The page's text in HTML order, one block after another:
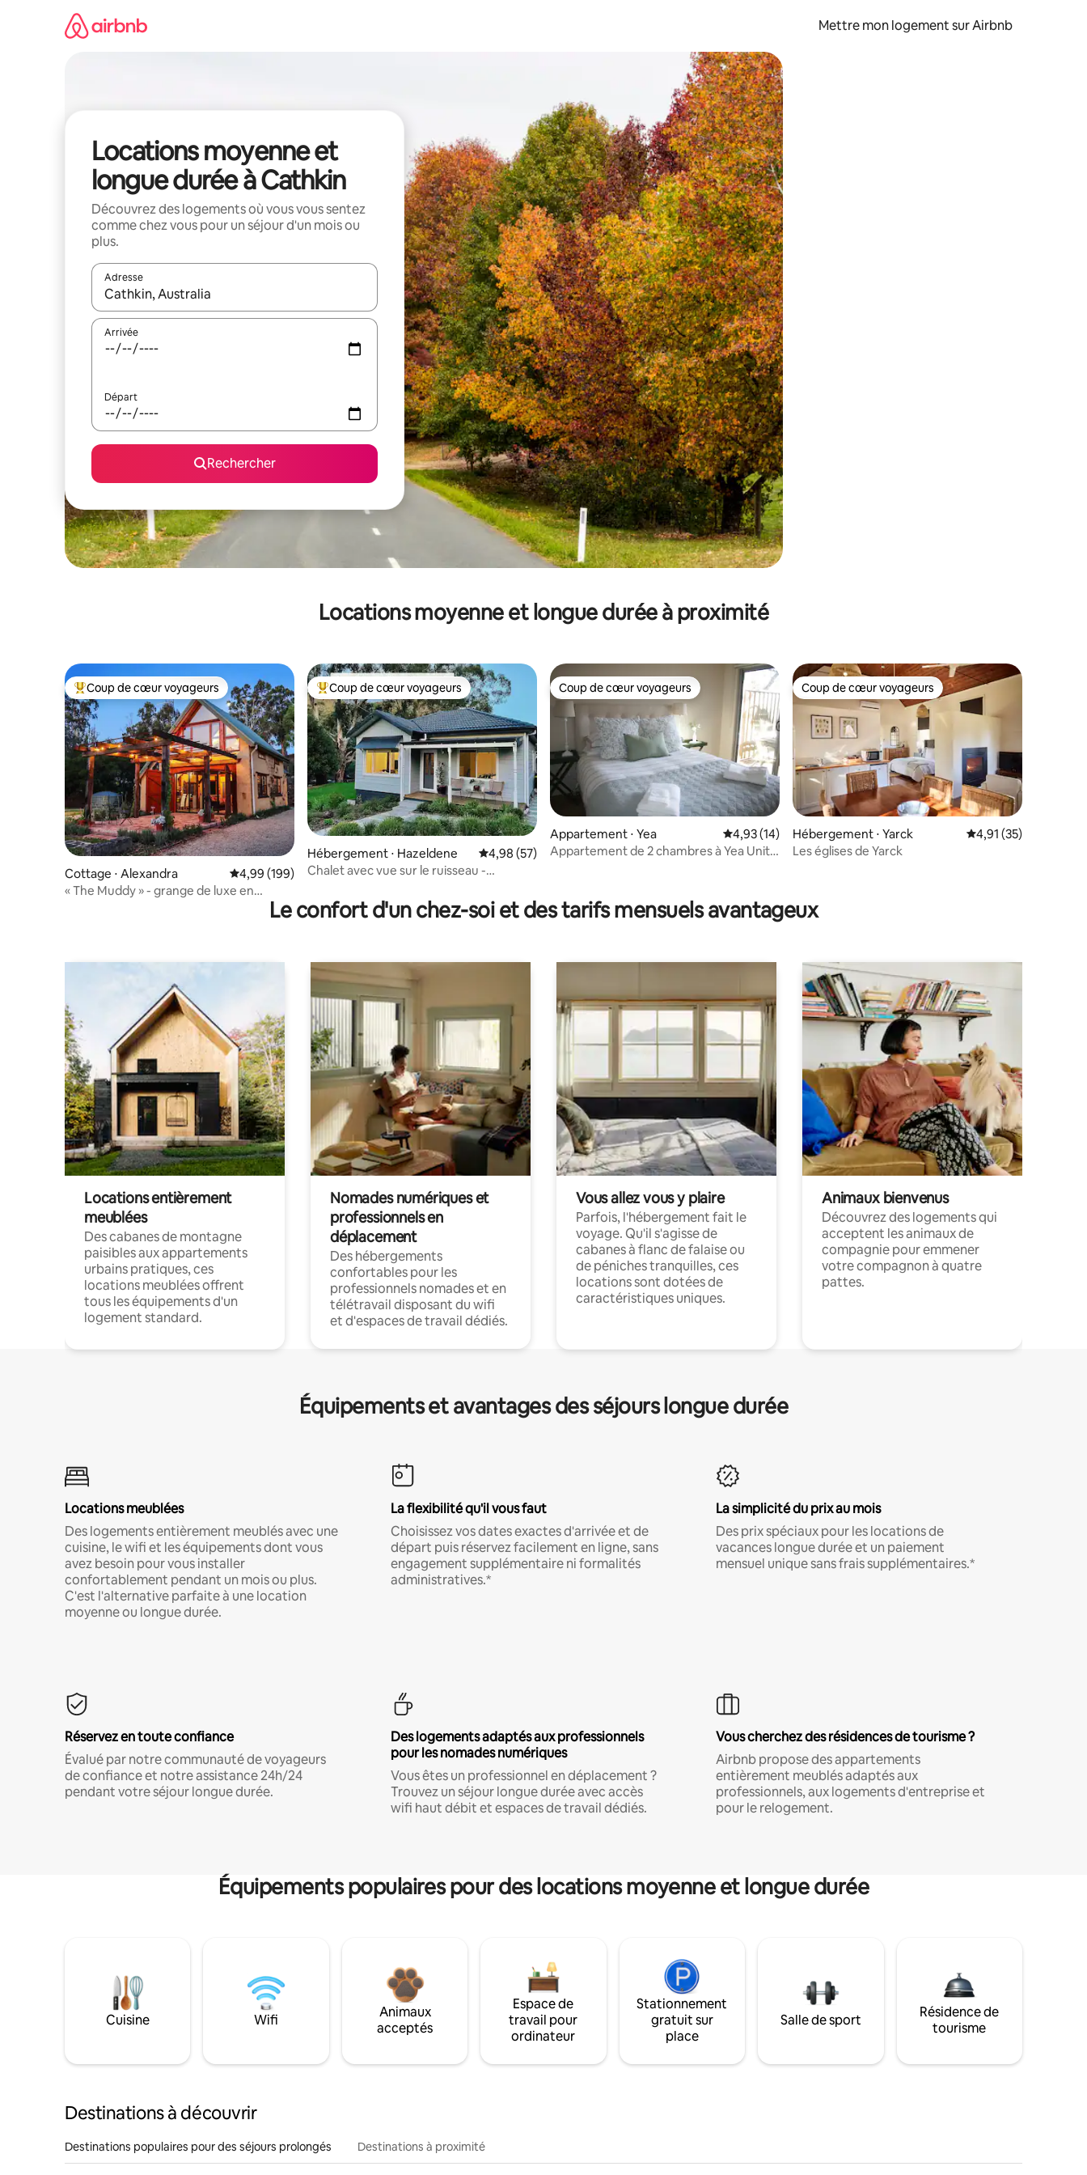
Mettre mon logement sur Airbnb
Locations moyenne et
longue durée à Cathkin
Découvrez des logements où vous vous sentez
comme chez vous pour un séjour d'un mois ou
plus.
Adresse
Lorsque les résultats s'affichent, utilisez les flèches vers le haut et vers le bas pour les parcourir ou en appuyant et en faisant glisser.
Arrivée
Départ
Rechercher
Locations moyenne et longue durée à proximité
Coups de cœur voyageurs les plus appréciés
Coup de cœur voyageurs
Cottage ⋅ Alexandra Évaluation moyenne sur la base de 199 commentaires : 4,99 sur 5
4,99 (199)
« The Muddy » - grange de luxe en
Coups de cœur voyageurs les plus appréciés
Coup de cœur voyageurs
Hébergement ⋅ Hazeldene Évaluation moyenne sur la base de 57 commentaires : 4,98 sur 5
4,98 (57)
Chalet avec vue sur le ruisseau -
Coup de cœur voyageurs
Coup de cœur voyageurs
Appartement ⋅ Yea Évaluation moyenne sur la base de 14 commentaires : 4,93 sur 5
4,93 (14)
Appartement de 2 chambres à Yea Unit
Coup de cœur voyageurs
Coup de cœur voyageurs
Hébergement ⋅ Yarck Évaluation moyenne
4,91 (35)
Les églises de Yarck
Le confort d'un chez-soi et des tarifs mensuels avantageux
Locations entièrement
meublées
Des cabanes de montagne
paisibles aux appartements
urbains pratiques, ces
locations meublées offrent
tous les équipements d'un
logement standard.
Nomades numériques et
professionnels en
déplacement
Des hébergements
confortables pour les
professionnels nomades et en
télétravail disposant du wifi
et d'espaces de travail dédiés.
Vous allez vous y plaire
Parfois, l'hébergement fait le
voyage. Qu'il s'agisse de
cabanes à flanc de falaise ou
de péniches tranquilles, ces
locations sont dotées de
caractéristiques uniques.
Animaux bienvenus
Découvrez des logements qui
acceptent les animaux de
compagnie pour emmener
votre compagnon à quatre
pattes.
Équipements et avantages des séjours longue durée
Locations meublées
Des logements entièrement meublés avec une
cuisine, le wifi et les équipements dont vous
avez besoin pour vous installer
confortablement pendant un mois ou plus.
C'est l'alternative parfaite à une location
moyenne ou longue durée.
La flexibilité qu'il vous faut
Choisissez vos dates exactes d'arrivée et de
départ puis réservez facilement en ligne, sans
engagement supplémentaire ni formalités
administratives.*
La simplicité du prix au mois
Des prix spéciaux pour les locations de
vacances longue durée et un paiement
mensuel unique sans frais supplémentaires.*
Réservez en toute confiance
Évalué par notre communauté de voyageurs
de confiance et notre assistance 24h/24
pendant votre séjour longue durée.
Des logements adaptés aux professionnels
pour les nomades numériques
Vous êtes un professionnel en déplacement ?
Trouvez un séjour longue durée avec accès
wifi haut débit et espaces de travail dédiés.
Vous cherchez des résidences de tourisme ?
Airbnb propose des appartements
entièrement meublés adaptés aux
professionnels, aux logements d'entreprise et
pour le relogement.
Équipements populaires pour des locations moyenne et longue durée
Cuisine Wifi
Animaux
acceptés
Espace de
travail pour
ordinateur
Stationnement
gratuit sur
place
Salle de sport
Résidence de
tourisme
Destinations à découvrir
Destinations populaires pour des séjours prolongés Destinations à proximité